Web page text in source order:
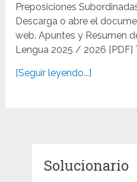
Preposiciones
Descarga o abre el
web. Apuntes y Resumen
Lengua 2025 / 2026 [PDF]
[Seguir leyendo...]
Solucionario